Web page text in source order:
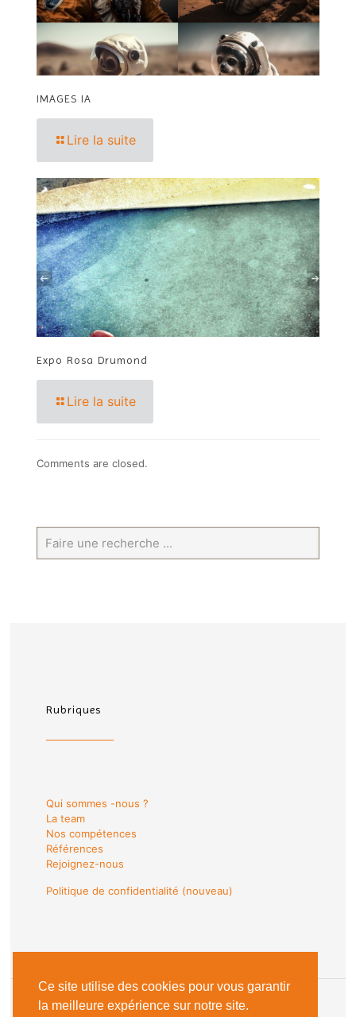
IMAGES IA
Lire la suite
Expo Rosa Drumond
Lire la suite
Comments are closed.
Rubriques
Qui sommes -nous ?
La team
Nos compétences
Références
Rejoignez-nous
Politique de confidentialité (nouveau)
Ce site utilise des cookies pour vous garantir
la meilleure expérience sur notre site.